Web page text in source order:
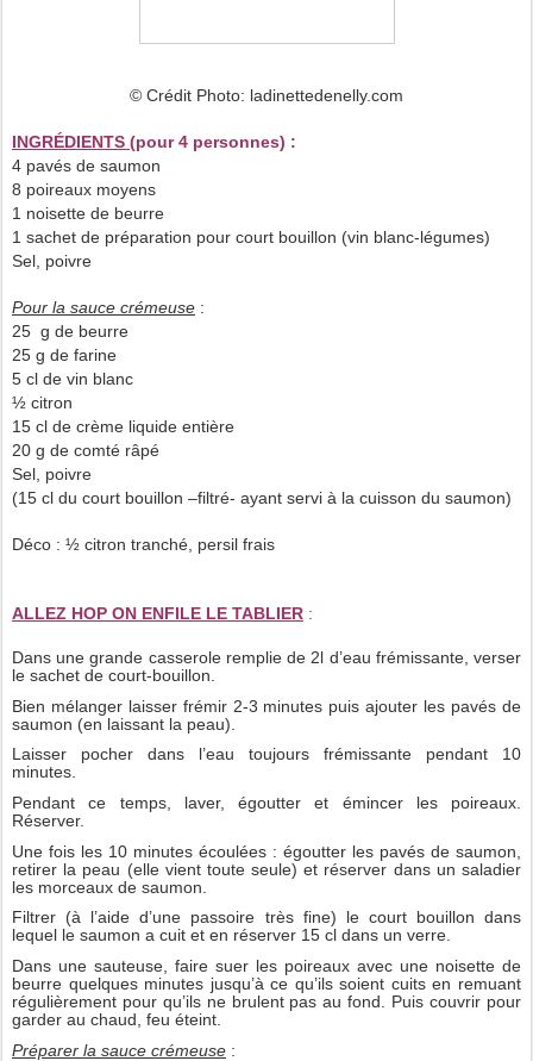
© Crédit Photo: ladinettedenelly.com
INGRÉDIENTS (pour 4 personnes) :
4 pavés de saumon
8 poireaux moyens
1 noisette de beurre
1 sachet de préparation pour court bouillon (vin blanc-légumes)
Sel, poivre
Pour la sauce crémeuse :
25 g de beurre
25 g de farine
5 cl de vin blanc
½ citron
15 cl de crème liquide entière
20 g de comté râpé
Sel, poivre
(15 cl du court bouillon –filtré- ayant servi à la cuisson du saumon)
Déco : ½ citron tranché, persil frais
ALLEZ HOP ON ENFILE LE TABLIER :
Dans une grande casserole remplie de 2l d’eau frémissante, verser
le sachet de court-bouillon.
Bien mélanger laisser frémir 2-3 minutes puis ajouter les pavés de
saumon (en laissant la peau).
Laisser pocher dans l’eau toujours frémissante pendant 10
minutes.
Pendant ce temps, laver, égoutter et émincer les poireaux.
Réserver.
Une fois les 10 minutes écoulées : égoutter les pavés de saumon,
retirer la peau (elle vient toute seule) et réserver dans un saladier
les morceaux de saumon.
Filtrer (à l’aide d’une passoire très fine) le court bouillon dans
lequel le saumon a cuit et en réserver 15 cl dans un verre.
Dans une sauteuse, faire suer les poireaux avec une noisette de
beurre quelques minutes jusqu’à ce qu’ils soient cuits en remuant
régulièrement pour qu’ils ne brulent pas au fond. Puis couvrir pour
garder au chaud, feu éteint.
Préparer la sauce crémeuse :